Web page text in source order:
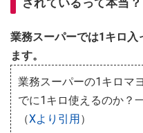
されているって本当？
業務スーパーでは1キロ
ます。
業務スーパーの1キロマ
でに1キロ使えるのか？
（Xより引用 ）